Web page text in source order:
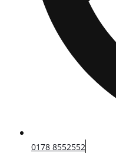
0178 8552552